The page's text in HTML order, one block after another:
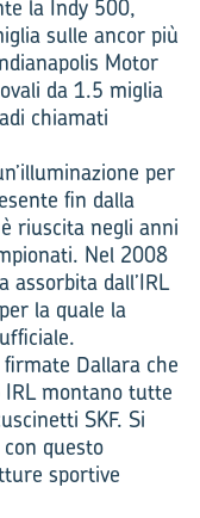
la Indy 500,
sulle ancor più
Motor
da 1.5 miglia
chiamati
per
fin dalla
riuscita negli anni
Nel 2008
assorbita dall’IRL
la quale la
Dallara che
IRL montano tutte
SKF. Si
questo
sportive